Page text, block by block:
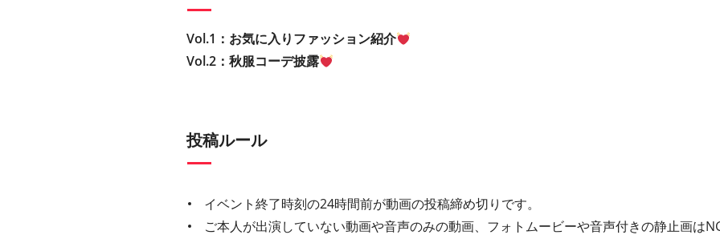
Vol.1：お気に入りファッション紹介
Vol.2：秋服コーデ披露
投稿ルール
イベント終了時刻の24時間前が動画の投稿締め切りです。
ご本人が出演していない動画や音声のみの動画、フォトムービーや音声付きの静止画は